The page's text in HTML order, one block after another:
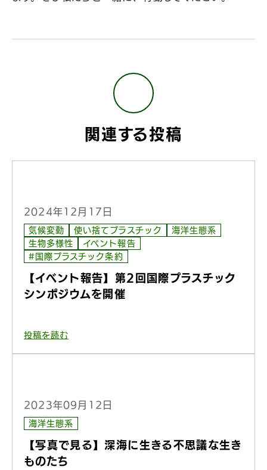
関連する投稿
2024年12月17日
気候変動 使い捨てプラスチック
海洋生態系
生物多様性
イベント報告
#国際プラスチック条約
【イベント報告】第2回国際プラスチック
シンポジウムを開催
投稿を読む
2023年09月12日
海洋生態系
【写真で見る】深海に生きる不思議な生き
ものたち